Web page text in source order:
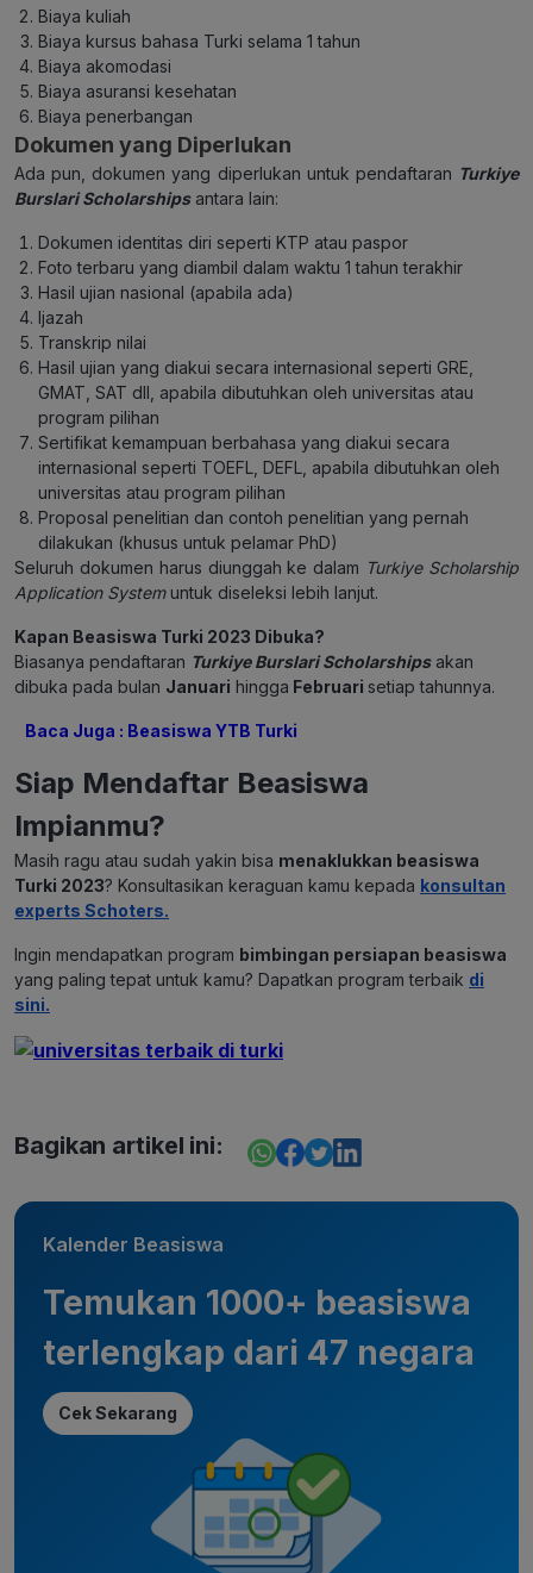
Biaya kuliah
Biaya kursus bahasa Turki selama 1 tahun
Biaya akomodasi
Biaya asuransi kesehatan
Biaya penerbangan
Dokumen yang Diperlukan
Ada pun, dokumen yang diperlukan untuk pendaftaran Turkiye
Burslari Scholarshipsantara lain:
Dokumen identitas diri seperti KTP atau paspor
Foto terbaru yang diambil dalam waktu 1 tahun terakhir
Hasil ujian nasional (apabila ada)
Ijazah
Transkrip nilai
Hasil ujian yang diakui secara internasional seperti GRE,
GMAT, SAT dll, apabila dibutuhkan oleh universitas atau
program pilihan
Sertifikat kemampuan berbahasa yang diakui secara
internasional seperti TOEFL, DEFL, apabila dibutuhkan oleh
universitas atau program pilihan
Proposal penelitian dan contoh penelitian yang pernah
dilakukan (khusus untuk pelamar PhD)
Seluruh dokumen harus diunggah ke dalam Turkiye Scholarship
Application System untuk diseleksi lebih lanjut.
Kapan Beasiswa Turki 2023 Dibuka?
Biasanya pendaftaran Turkiye Burslari Scholarshipsakan
dibuka pada bulan Januari hingga Februari setiap tahunnya.
Baca Juga : Beasiswa YTB Turki
Siap Mendaftar Beasiswa
Impianmu?
Masih ragu atau sudah yakin bisa menaklukkan beasiswa
Turki 2023? Konsultasikan keraguan kamu kepada konsultan
experts Schoters.
Ingin mendapatkan program bimbingan persiapan beasiswa
yang paling tepat untuk kamu? Dapatkan program terbaik di
sini.
Bagikan artikel ini:
Kalender Beasiswa
Temukan 1000+ beasiswa
terlengkap dari 47 negara
Cek Sekarang